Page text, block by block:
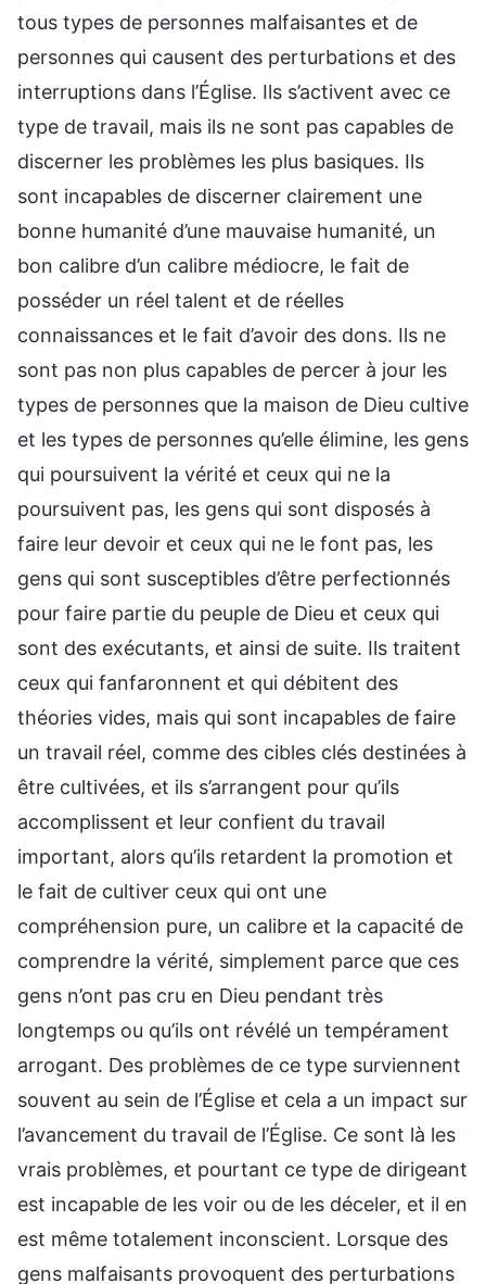
tous types de personnes malfaisantes et de
personnes qui causent des perturbations et des
interruptions dans l’Église. Ils s’activent avec ce
type de travail, mais ils ne sont pas capables de
discerner les problèmes les plus basiques. Ils
sont incapables de discerner clairement une
bonne humanité d’une mauvaise humanité, un
bon calibre d’un calibre médiocre, le fait de
posséder un réel talent et de réelles
connaissances et le fait d’avoir des dons. Ils ne
sont pas non plus capables de percer à jour les
types de personnes que la maison de Dieu cultive
et les types de personnes qu’elle élimine, les gens
qui poursuivent la vérité et ceux qui ne la
poursuivent pas, les gens qui sont disposés à
faire leur devoir et ceux qui ne le font pas, les
gens qui sont susceptibles d’être perfectionnés
pour faire partie du peuple de Dieu et ceux qui
sont des exécutants, et ainsi de suite. Ils traitent
ceux qui fanfaronnent et qui débitent des
théories vides, mais qui sont incapables de faire
un travail réel, comme des cibles clés destinées à
être cultivées, et ils s’arrangent pour qu’ils
accomplissent et leur confient du travail
important, alors qu’ils retardent la promotion et
le fait de cultiver ceux qui ont une
compréhension pure, un calibre et la capacité de
comprendre la vérité, simplement parce que ces
gens n’ont pas cru en Dieu pendant très
longtemps ou qu’ils ont révélé un tempérament
arrogant. Des problèmes de ce type surviennent
souvent au sein de l’Église et cela a un impact sur
l’avancement du travail de l’Église. Ce sont là les
vrais problèmes, et pourtant ce type de dirigeant
est incapable de les voir ou de les déceler, et il en
est même totalement inconscient. Lorsque des
gens malfaisants provoquent des perturbations